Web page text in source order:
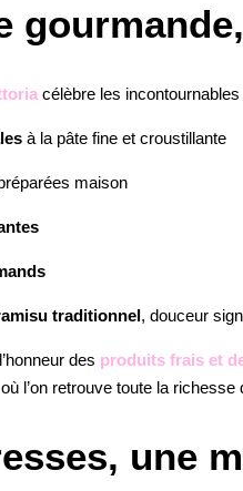
célèbre les
à la pâte fine et croustillante
maison
traditionnel, douceur
des produits frais et
l’on retrouve toute la
une